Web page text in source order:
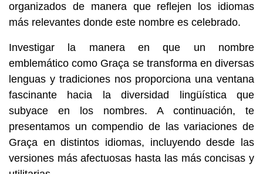
organizados de manera que reflejen los idiomas
más relevantes donde este nombre es celebrado.
Investigar la manera en que un nombre
emblemático como Graça se transforma en diversas
lenguas y tradiciones nos proporciona una ventana
fascinante hacia la diversidad lingüística que
subyace en los nombres. A continuación, te
presentamos un compendio de las variaciones de
Graça en distintos idiomas, incluyendo desde las
versiones más afectuosas hasta las más concisas y